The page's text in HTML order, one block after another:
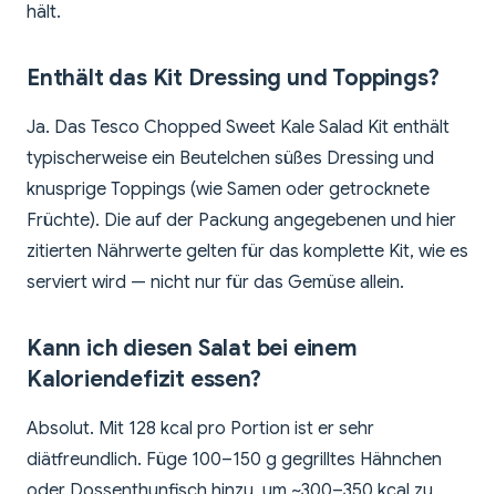
hält.
Enthält das Kit Dressing und Toppings?
Ja. Das Tesco Chopped Sweet Kale Salad Kit enthält
typischerweise ein Beutelchen süßes Dressing und
knusprige Toppings (wie Samen oder getrocknete
Früchte). Die auf der Packung angegebenen und hier
zitierten Nährwerte gelten für das komplette Kit, wie es
serviert wird — nicht nur für das Gemüse allein.
Kann ich diesen Salat bei einem
Kaloriendefizit essen?
Absolut. Mit 128 kcal pro Portion ist er sehr
diätfreundlich. Füge 100–150 g gegrilltes Hähnchen